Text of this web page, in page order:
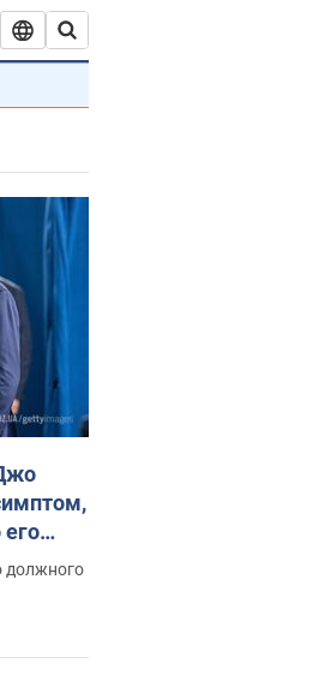
должного